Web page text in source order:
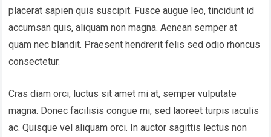
placerat sapien quis suscipit. Fusce augue leo, tincidunt id
accumsan quis, aliquam non magna. Aenean semper at
quam nec blandit. Praesent hendrerit felis sed odio rhoncus
consectetur.
Cras diam orci, luctus sit amet mi at, semper vulputate
magna. Donec facilisis congue mi, sed laoreet turpis iaculis
ac. Quisque vel aliquam orci. In auctor sagittis lectus non